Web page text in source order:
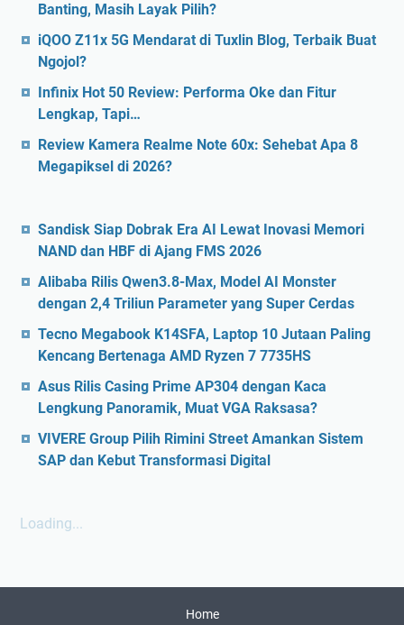
Banting, Masih Layak Pilih?
iQOO Z11x 5G Mendarat di Tuxlin Blog, Terbaik Buat
Ngojol?
Infinix Hot 50 Review: Performa Oke dan Fitur
Lengkap, Tapi…
Review Kamera Realme Note 60x: Sehebat Apa 8
Megapiksel di 2026?
Sandisk Siap Dobrak Era AI Lewat Inovasi Memori
NAND dan HBF di Ajang FMS 2026
Alibaba Rilis Qwen3.8-Max, Model AI Monster
dengan 2,4 Triliun Parameter yang Super Cerdas
Tecno Megabook K14SFA, Laptop 10 Jutaan Paling
Kencang Bertenaga AMD Ryzen 7 7735HS
Asus Rilis Casing Prime AP304 dengan Kaca
Lengkung Panoramik, Muat VGA Raksasa?
VIVERE Group Pilih Rimini Street Amankan Sistem
SAP dan Kebut Transformasi Digital
Loading...
Home